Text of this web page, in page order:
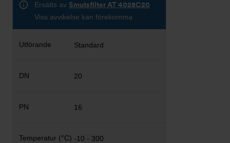
Ersätts av Smutsfilter AT 4028C20
Viss avvikelse kan förekomma
Standard
20
16
-10 - 300